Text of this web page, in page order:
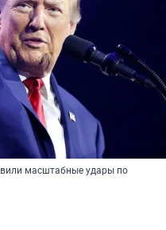
масштабные удары по